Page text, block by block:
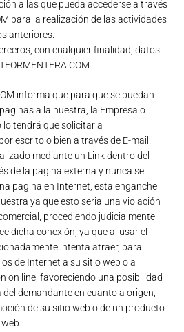
a las que pueda accederse a través
para la realización de las actividades
anteriores.
con cualquier finalidad, datos
informa que para que se puedan
a la nuestra, la Empresa o
lo tendrá que solicitar a
escrito o bien a través de E-mail.
mediante un Link dentro del
de la pagina externa y nunca se
pagina en Internet, esta enganche
ya que esto seria una violación
procediendo judicialmente
dicha conexión, ya que al usar el
intenta atraer, para
de Internet a su sitio web o a
on line, favoreciendo una posibilidad
demandante en cuanto a origen,
de su sitio web o de un producto